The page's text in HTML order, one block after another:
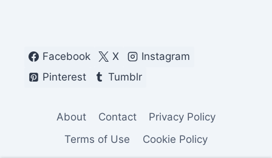
Facebook X
Instagram
Pinterest
Tumblr
About Contact
Privacy Policy
Terms of Use
Cookie Policy